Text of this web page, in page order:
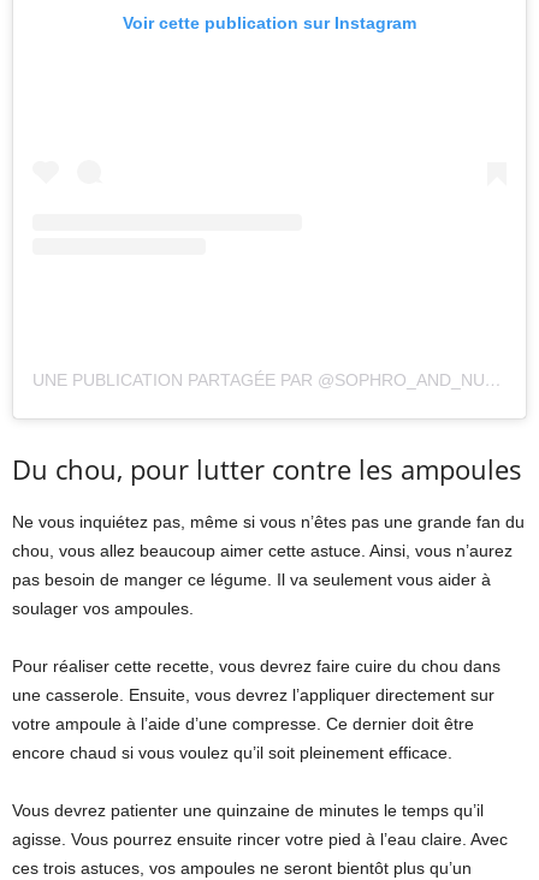
Voir cette publication sur Instagram
UNE PUBLICATION PARTAGÉE PAR @SOPHRO_AND_NURSE
Du chou, pour lutter contre les ampoules
Ne vous inquiétez pas, même si vous n’êtes pas une grande fan du
chou, vous allez beaucoup aimer cette astuce. Ainsi, vous n’aurez
pas besoin de manger ce légume. Il va seulement vous aider à
soulager vos ampoules.
Pour réaliser cette recette, vous devrez faire cuire du chou dans
une casserole. Ensuite, vous devrez l’appliquer directement sur
votre ampoule à l’aide d’une compresse. Ce dernier doit être
encore chaud si vous voulez qu’il soit pleinement efficace.
Vous devrez patienter une quinzaine de minutes le temps qu’il
agisse. Vous pourrez ensuite rincer votre pied à l’eau claire. Avec
ces trois astuces, vos ampoules ne seront bientôt plus qu’un